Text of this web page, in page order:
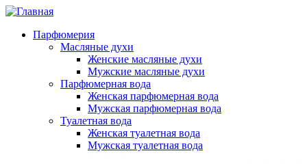
Перейти
основному
содержанию
Парфюмерия
Масляные духи
Женские масляные духи
Мужские масляные духи
Парфюмерная вода
Женская парфюмерная вода
Мужская парфюмерная вода
Туалетная вода
Женская туалетная вода
Мужская туалетная вода